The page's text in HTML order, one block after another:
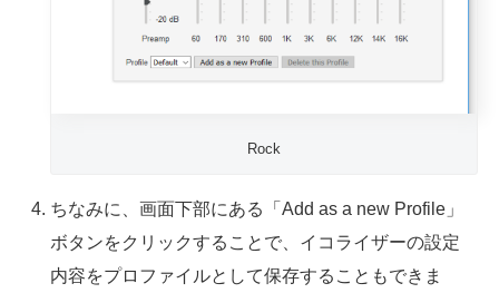
Rock
ちなみに、画面下部にある「Add as a new Profile」
ボタンをクリックすることで、イコライザーの設定
内容をプロファイルとして保存することもできま